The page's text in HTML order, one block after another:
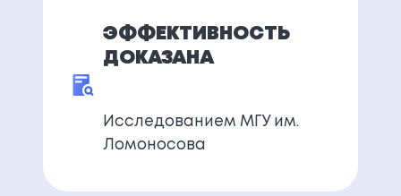
ЭФФЕКТИВНОСТЬ
ДОКАЗАНА
Исследованием МГУ им.
Ломоносова